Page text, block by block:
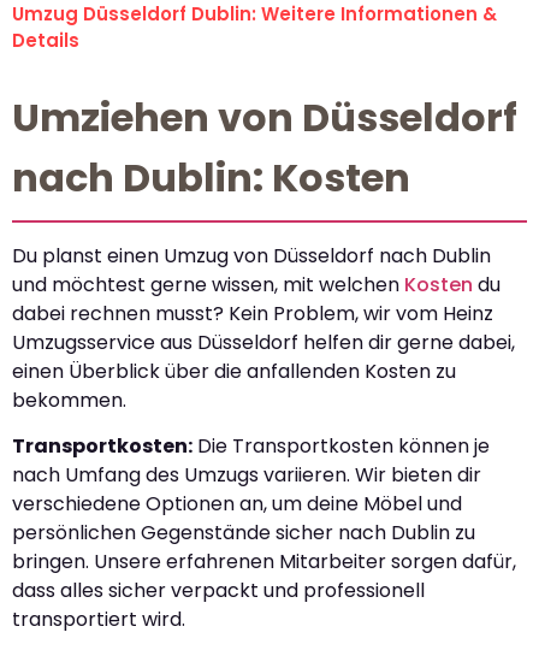
Umzug Düsseldorf Dublin: Weitere Informationen &
Details
Umziehen von Düsseldorf
nach Dublin: Kosten
Du planst einen Umzug von Düsseldorf nach Dublin
und möchtest gerne wissen, mit welchen Kosten du
dabei rechnen musst? Kein Problem, wir vom Heinz
Umzugsservice aus Düsseldorf helfen dir gerne dabei,
einen Überblick über die anfallenden Kosten zu
bekommen.
Transportkosten: Die Transportkosten können je
nach Umfang des Umzugs variieren. Wir bieten dir
verschiedene Optionen an, um deine Möbel und
persönlichen Gegenstände sicher nach Dublin zu
bringen. Unsere erfahrenen Mitarbeiter sorgen dafür,
dass alles sicher verpackt und professionell
transportiert wird.